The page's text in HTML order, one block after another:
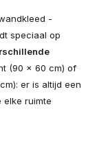
-
speciaal op
(90 × 60 cm) of
er is altijd een
elke ruimte